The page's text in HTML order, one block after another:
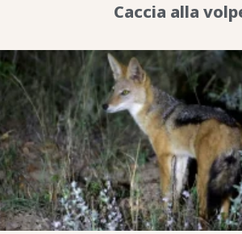
Caccia alla